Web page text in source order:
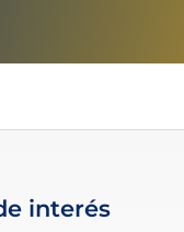
interés